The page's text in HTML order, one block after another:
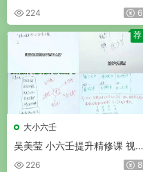
+录音3集
224 6
大小六壬
吴美莹 小六壬提升精修课 视
频63集
226 8
荐